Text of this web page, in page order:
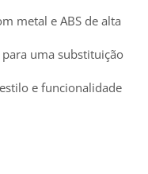
metal e ABS de alta
uma substituição
e funcionalidade